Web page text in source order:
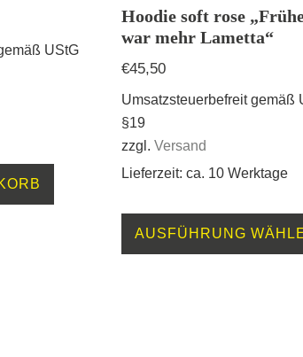
UStG
Hoodie soft rose
war mehr Lametta“
€45,50
Umsatzsteuerbefreit gemäß
§19
zzgl. Versand
Lieferzeit: ca. 10 Werktage
AUSFÜHRUNG